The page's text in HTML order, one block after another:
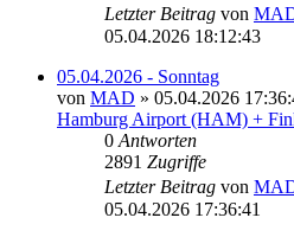
Letzter Beitrag von
05.04.2026 18:12:43
05.04.2026 - Sonntag
von MAD » 05.04.2026
Hamburg Airport (HAM) +
0 Antworten
2891 Zugriffe
Letzter Beitrag von
05.04.2026 17:36:41